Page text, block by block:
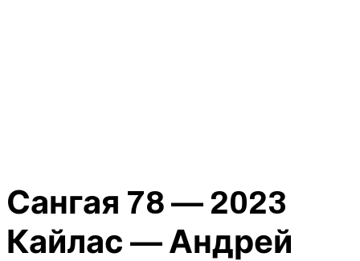
Сангая 78 — 2023
Кайлас — Андрей